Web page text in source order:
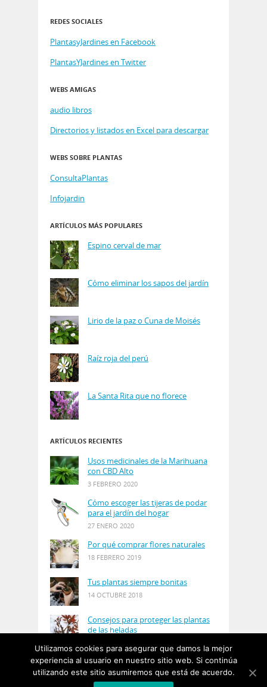
REDES SOCIALES
PlantasyJardines en Facebook
PlantasYJardines en Twitter
WEBS AMIGAS
audio libros
Directorios y listados en Excel para descargar
WEBS SOBRE PLANTAS
ConsultaPlantas
Infojardin
ARTÍCULOS MÁS POPULARES
Espino cerval de mar
Cómo eliminar los sapos del jardín
Lirio de la paz o Cuna de Moisés
Raíz roja del perú
La Santa Rita que no florece
ARTÍCULOS RECIENTES
Usos medicinales de la Marihuana
con CBD Alto
3 FEBRERO 2020
Cómo escoger las tijeras de podar
para el jardín del hogar
27 ENERO 2020
Por qué comprar flores naturales
18 FEBRERO 2019
Tus plantas siempre bonitas
14 OCTUBRE 2018
Consejos para proteger las plantas
de las heladas
© Copyright 2019PlantasyJardines· Designed by
Utilizamos cookies para asegurar que damos la mejor
experiencia al usuario en nuestro sitio web. Si continúa
utilizando este sitio asumiremos que está de acuerdo.